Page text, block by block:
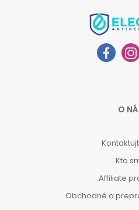
O
Kto
Affiliate
Obchodné a